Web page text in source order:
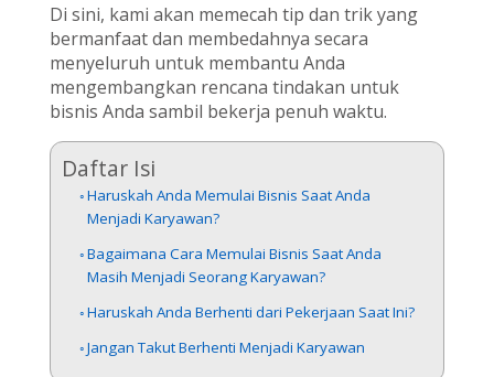
Di sini, kami akan memecah tip dan trik yang
bermanfaat dan membedahnya secara
menyeluruh untuk membantu Anda
mengembangkan rencana tindakan untuk
bisnis Anda sambil bekerja penuh waktu.
Daftar Isi
Haruskah Anda Memulai Bisnis Saat Anda
Menjadi Karyawan?
Bagaimana Cara Memulai Bisnis Saat Anda
Masih Menjadi Seorang Karyawan?
Haruskah Anda Berhenti dari Pekerjaan Saat Ini?
Jangan Takut Berhenti Menjadi Karyawan